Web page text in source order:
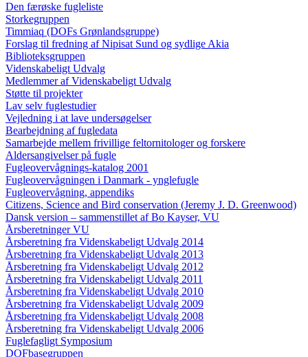
Den færøske fugleliste
Storkegruppen
Timmiaq (DOFs Grønlandsgruppe)
Forslag til fredning af Nipisat Sund og sydlige Akia
Biblioteksgruppen
Videnskabeligt Udvalg
Medlemmer af Videnskabeligt Udvalg
Støtte til projekter
Lav selv fuglestudier
Vejledning i at lave undersøgelser
Bearbejdning af fugledata
Samarbejde mellem frivillige feltornitologer og forskere
Aldersangivelser på fugle
Fugleovervågnings-katalog 2001
Fugleovervågningen i Danmark - ynglefugle
Fugleovervågning, appendiks
Citizens, Science and Bird conservation (Jeremy J. D. Greenwood)
Dansk version – sammenstillet af Bo Kayser, VU
Årsberetninger VU
Årsberetning fra Videnskabeligt Udvalg 2014
Årsberetning fra Videnskabeligt Udvalg 2013
Årsberetning fra Videnskabeligt Udvalg 2012
Årsberetning fra Videnskabeligt Udvalg 2011
Årsberetning fra Videnskabeligt Udvalg 2010
Årsberetning fra Videnskabeligt Udvalg 2009
Årsberetning fra Videnskabeligt Udvalg 2008
Årsberetning fra Videnskabeligt Udvalg 2006
Fuglefagligt Symposium
DOFbasegruppen